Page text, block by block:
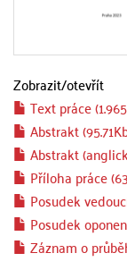
Zobrazit/otevřít
Text práce
Abstrakt
Abstrakt
Příloha práce
Posudek
Posudek
Záznam o